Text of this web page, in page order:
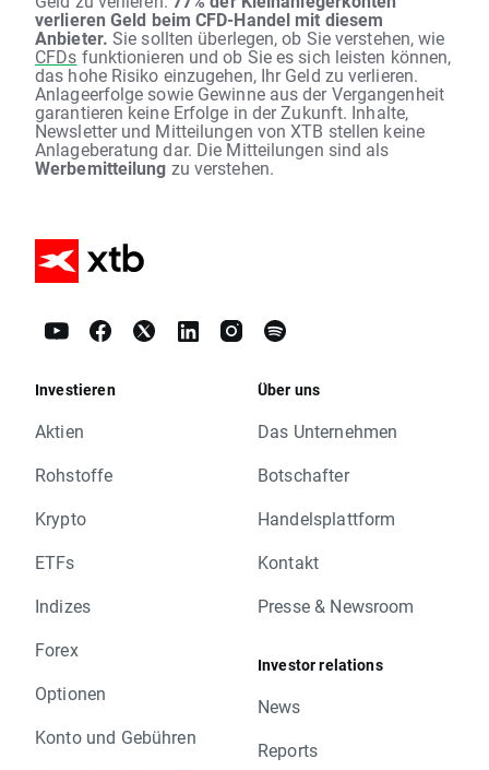
verlieren Geld beim CFD-Handel mit diesem
Anbieter. Sie sollten überlegen, ob Sie verstehen, wie
CFDs funktionieren und ob Sie es sich leisten können,
das hohe Risiko einzugehen, Ihr Geld zu verlieren.
Anlageerfolge sowie Gewinne aus der Vergangenheit
garantieren keine Erfolge in der Zukunft. Inhalte,
Newsletter und Mitteilungen von XTB stellen keine
Anlageberatung dar. Die Mitteilungen sind als
Werbemitteilung zu verstehen.
Investieren
Aktien
Rohstoffe
Krypto
ETFs
Indizes
Forex
Optionen
Konto und Gebühren
Über uns
Das Unternehmen
Botschafter
Handelsplattform
Kontakt
Presse & Newsroom
Investor relations
News
Reports